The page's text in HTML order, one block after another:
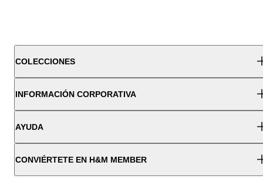
COLECCIONES
INFORMACIÓN CORPORATIVA
AYUDA
CONVIÉRTETE EN H&M MEMBER